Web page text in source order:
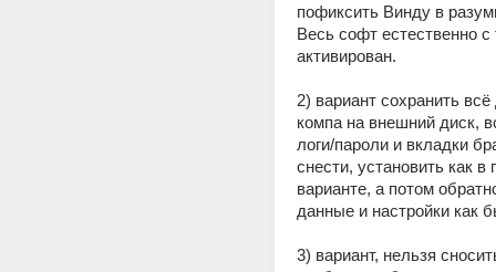
пофиксить Винду в
Весь софт естественно с
активирован.
2) вариант сохранить
компа на внешний диск,
логи/пароли и вкладки
снести, установить как в
варианте, а потом
данные и настройки как
3) вариант, нельзя